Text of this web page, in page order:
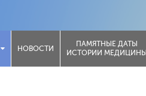
НОВОСТИ
ПАМЯТНЫЕ ДАТЫ
ИСТОРИИ МЕДИЦИНЫ